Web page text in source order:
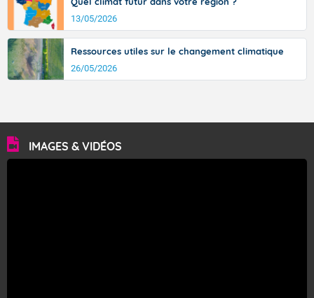
13/05/2026
Ressources utiles sur le changement climatique
26/05/2026
IMAGES & VIDÉOS